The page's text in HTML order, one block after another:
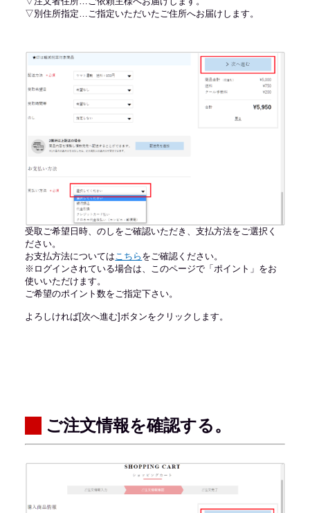
▽別住所指定…ご指定いただいたご住所へお届けします。
受取ご希望日時、のしをご確認いただき、支払方法をご選択く
ださい。
お支払方法についてはこちら をご確認ください。
※ログインされている場合は、このページで「ポイント」をお
使いいただけます。
ご希望のポイント数をご指定下さい。
よろしければ[次へ進む]ボタンをクリックします。
ご注文情報を確認する。